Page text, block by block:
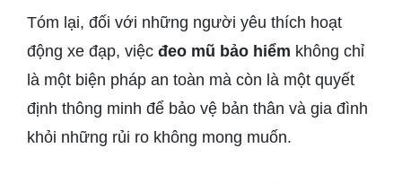
Tóm lại, đối với những người yêu thích hoạt
động xe đạp, việc đeo mũ bảo hiểm không chỉ
là một biện pháp an toàn mà còn là một quyết
định thông minh để bảo vệ bản thân và gia đình
khỏi những rủi ro không mong muốn.